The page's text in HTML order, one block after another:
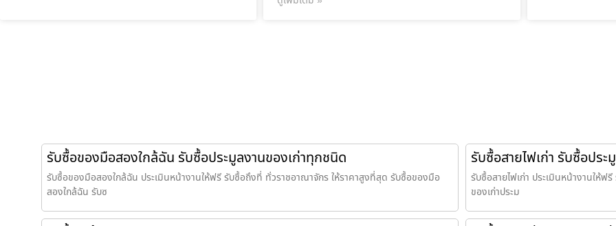
รับซื้อของมือสองใกล้ฉัน รับซื้อประมูลงานของเก่าทุกชนิด
รับซื้อของมือสองใกล้ฉัน ประเมินหน้างานให้ฟรี รับซื้อถึงที่ ทั่วราชอาณาจักร ให้ราคาสูงที่สุด รับซื้อของมือ
สองใกล้ฉัน รับซ
รับซื้อสายไฟเก่า รับซื้อปร
รับซื้อสายไฟเก่า ประเมินหน้างานให้
ของเก่าประม